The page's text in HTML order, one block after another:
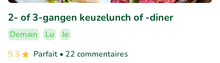
2- of 3-gangen keuzelunch of -diner
Demain Lu
Je
9.3
Parfait • 22 commentaires